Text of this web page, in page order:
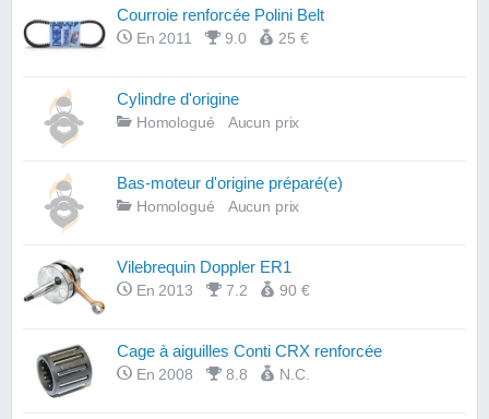
Courroie renforcée Polini Belt
En 2011 9.0 25 €
Cylindre d'origine
Homologué Aucun prix
Bas-moteur d'origine préparé(e)
Homologué Aucun prix
Vilebrequin Doppler ER1
En 2013 7.2 90 €
Cage à aiguilles Conti CRX renforcée
En 2008 8.8 N.C.